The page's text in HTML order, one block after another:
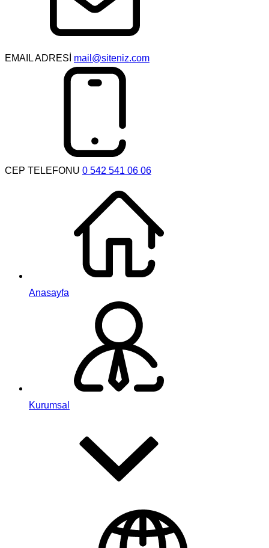
EMAIL ADRESİ mail@siteniz.com
CEP TELEFONU 0 542 541 06 06
Anasayfa
Kurumsal